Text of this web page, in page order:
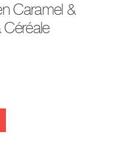
Caramel &